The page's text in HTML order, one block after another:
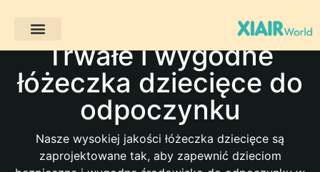
Trwałe i wygodne
łóżeczka dziecięce do
odpoczynku
Nasze wysokiej jakości łóżeczka dziecięce są
zaprojektowane tak, aby zapewnić dzieciom